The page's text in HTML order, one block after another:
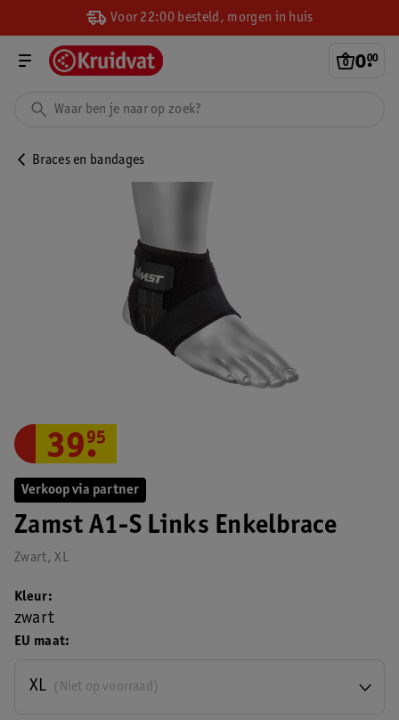
Voor 22:00 besteld, morgen in huis
0.
00
Braces en bandages
Verkoop via partner
Zamst A1-S Links Enkelbrace
Zwart, XL
39.
95
EU maat
(Niet op voorraad)
XL
Kleur
zwart